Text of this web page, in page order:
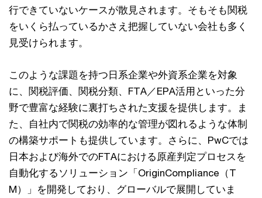
行できていないケースが散見されます。そもそも関税
をいくら払っているかさえ把握していない会社も多く
見受けられます。
このような課題を持つ日系企業や外資系企業を対象
に、関税評価、関税分類、FTA／EPA活用といった分
野で豊富な経験に裏打ちされた支援を提供します。ま
た、自社内で関税の効率的な管理が図れるような体制
の構築サポートも提供しています。さらに、PwCでは
日本および海外でのFTAにおける原産判定プロセスを
自動化するソリューション「OriginCompliance（T
M）」を開発しており、グローバルで展開していま